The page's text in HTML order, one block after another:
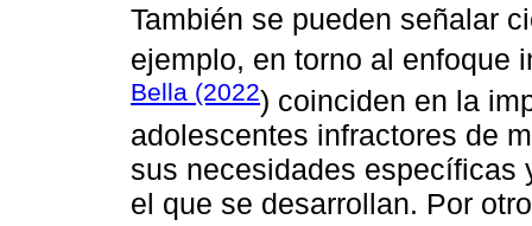
También se pueden señalar
ejemplo, en torno al enfoque
Bella (2022) coinciden en la
adolescentes infractores de
sus necesidades específicas
el que se desarrollan. Por